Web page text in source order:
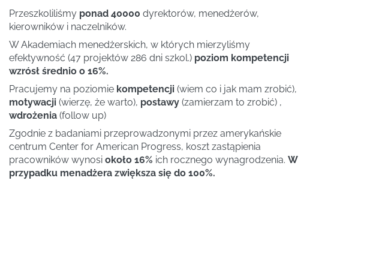
Przeszkoliliśmy ponad 40000 dyrektorów, menedżerów,
kierowników i naczelników.
W Akademiach menedżerskich, w których mierzyliśmy
efektywność (47 projektów 286 dni szkol.) poziom kompetencji
wzrósł średnio o 16%.
Pracujemy na poziomie kompetencji (wiem co i jak mam zrobić),
motywacji (wierzę, że warto), postawy (zamierzam to zrobić) ,
wdrożenia (follow up)
Zgodnie z badaniami przeprowadzonymi przez amerykańskie
centrum Center for American Progress, koszt zastąpienia
pracowników wynosi około 16% ich rocznego wynagrodzenia. W
przypadku menadżera zwiększa się do 100%.